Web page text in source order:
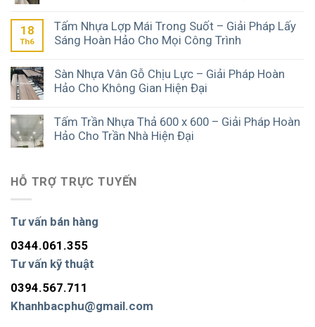
18
Th6
Tấm Nhựa Lợp Mái Trong Suốt – Giải Pháp Lấy
Sáng Hoàn Hảo Cho Mọi Công Trình
Sàn Nhựa Vân Gỗ Chịu Lực – Giải Pháp Hoàn
Hảo Cho Không Gian Hiện Đại
Tấm Trần Nhựa Thả 600 x 600 – Giải Pháp Hoàn
Hảo Cho Trần Nhà Hiện Đại
HỖ TRỢ TRỰC TUYẾN
Tư vấn bán hàng
0344.061.355
Tư vấn kỹ thuật
0394.567.711
Khanhbacphu@gmail.com